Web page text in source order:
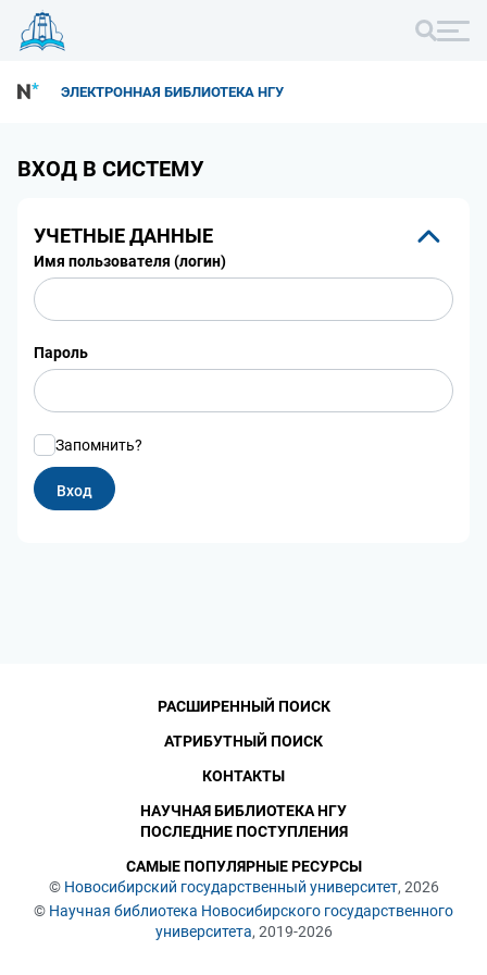
ЭЛЕКТРОННАЯ БИБЛИОТЕКА НГУ
ВХОД В СИСТЕМУ
УЧЕТНЫЕ ДАННЫЕ
Имя пользователя (логин)
Пароль
Запомнить?
© Новосибирский государственный университет, 2026
© Научная библиотека Новосибирского государственного
университета, 2019-2026
РАСШИРЕННЫЙ ПОИСК
АТРИБУТНЫЙ ПОИСК
КОНТАКТЫ
НАУЧНАЯ БИБЛИОТЕКА НГУ
ПОСЛЕДНИЕ ПОСТУПЛЕНИЯ
САМЫЕ ПОПУЛЯРНЫЕ РЕСУРСЫ